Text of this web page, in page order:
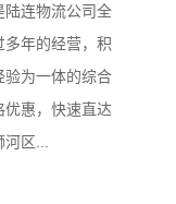
陆连物流公司全
多年的经营，积
验为一体的综合
优惠，快速直达
区...